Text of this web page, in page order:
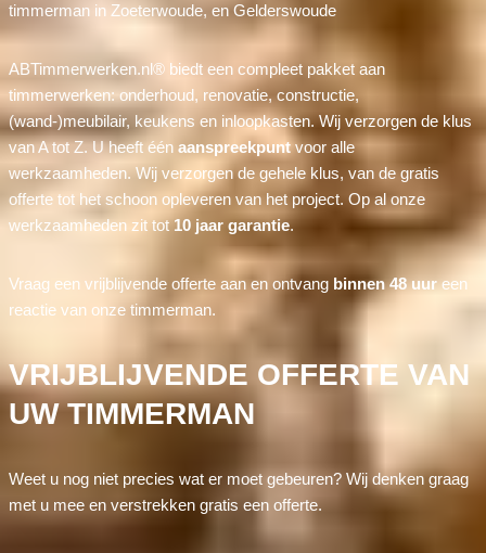
timmerman in Zoeterwoude, en Gelderswoude
ABTimmerwerken.nl® biedt een compleet pakket aan
timmerwerken: onderhoud, renovatie, constructie,
(wand-)meubilair, keukens en inloopkasten. Wij verzorgen de klus
van A tot Z. U heeft één aanspreekpuntvoor alle
werkzaamheden. Wij verzorgen de gehele klus, van de gratis
offerte tot het schoon opleveren van het project. Op al onze
werkzaamheden zit tot 10 jaar garantie.
Vraag een vrijblijvende offerte aan en ontvang binnen 48 uureen
reactie van onze timmerman.
VRIJBLIJVENDE OFFERTE VAN
UW TIMMERMAN
Weet u nog niet precies wat er moet gebeuren? Wij denken graag
met u mee en verstrekken gratis een offerte.